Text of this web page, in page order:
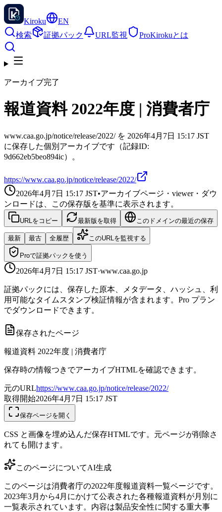
Kiroku
EN
検索
証拠パック URL監視 ProKirokuとは
アーカイブ完了
報道資料 2022年度 | 消費者庁
www.caa.go.jp/notice/release/2022/ を 2026年4月7日 15:17 JST
に保存した個別アーカイブです（記録ID:
9d662eb5beo894ic）。
https://www.caa.go.jp/notice/release/2022/
2026年4月7日 15:17 JST•アーカイブページ・viewer・ダウ
ンロードは、この保存版を基準に表示されます。
URLをコピー 最新版を取得 このドメインの最近の保存
最新 最古 全履歴 このURLを監視する
Proで証拠パックを使う
2026年4月7日 15:17 JST·www.caa.go.jp
証拠パックには、保存した原本、メタデータ、ハッシュ、利
用可能なタイムスタンプ検証情報が含まれます。Pro プラン
でダウンロードできます。
保存されたページ
報道資料 2022年度 | 消費者庁
保存時の情報つきでアーカイブHTMLを確認できます。
元のURLhttps://www.caa.go.jp/notice/release/2022/
取得開始2026年4月7日 15:17 JST
保存ページを開く
CSS と画像を埋め込んだ保存HTMLです。元ページが削除さ
れても開けます。
このページについてAI生成
このページは消費者庁の2022年度報道資料一覧ページです。
2023年3月から4月にかけて公表された各種報道資料が月別に
一覧表示されています。内容は製品安全性に関する重大事